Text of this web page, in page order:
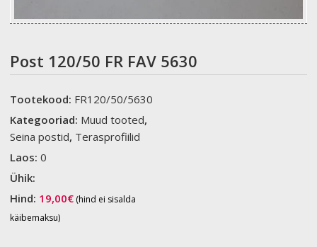
Post 120/50 FR FAV 5630
Tootekood: FR120/50/5630
Kategooriad: Muud tooted,
Seina postid, Terasprofiilid
Laos:0
Ühik:
Hind: 19,00€ (hind ei sisalda
käibemaksu)